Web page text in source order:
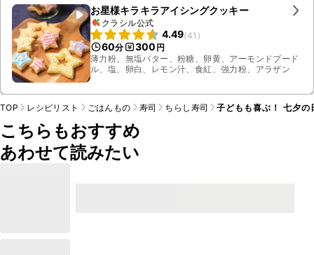
お星様キラキラアイシングクッキー
クラシル公式
4.49(41 )
60分 300 円
薄力粉、無塩バター、粉糖、卵黄、アーモンドプード
ル、塩、卵白、レモン汁、食紅、強力粉、アラザン
TOP レシピリスト ごはんもの 寿司 ちらし寿司 子どもも喜ぶ！ 七夕
こちらもおすすめ
あわせて読みたい